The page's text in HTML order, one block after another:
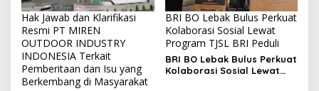
Hak Jawab dan Klarifikasi
Resmi PT MIREN
OUTDOOR INDUSTRY
INDONESIA Terkait
Pemberitaan dan Isu yang
Berkembang di Masyarakat
BRI BO Lebak Bulus Perkuat
Kolaborasi Sosial Lewat
Program TJSL BRI Peduli
BRI BO Lebak Bulus Perkuat
Kolaborasi Sosial Lewat